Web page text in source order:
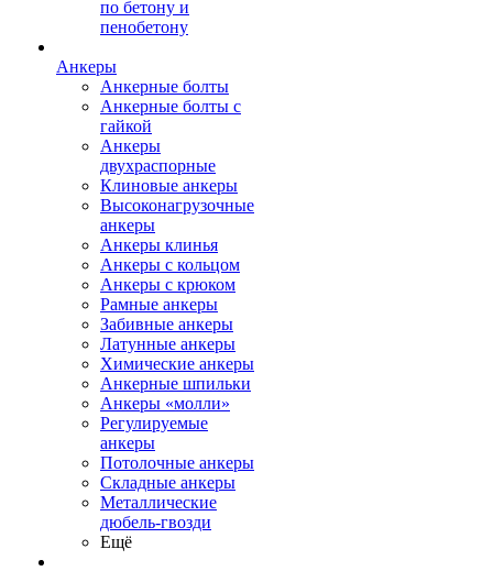
по бетону и
пенобетону
Анкеры
Анкерные болты
Анкерные болты с
гайкой
Анкеры
двухраспорные
Клиновые анкеры
Высоконагрузочные
анкеры
Анкеры клинья
Анкеры с кольцом
Анкеры с крюком
Рамные анкеры
Забивные анкеры
Латунные анкеры
Химические анкеры
Анкерные шпильки
Анкеры «молли»
Регулируемые
анкеры
Потолочные анкеры
Складные анкеры
Металлические
дюбель-гвозди
Ещё